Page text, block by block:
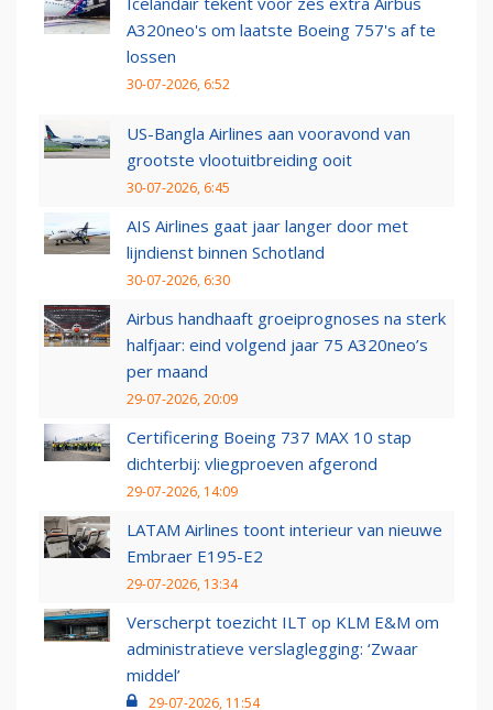
A320neo's om laatste Boeing 757's af te
lossen
30-07-2026, 6:52
US-Bangla Airlines aan vooravond van
grootste vlootuitbreiding ooit
30-07-2026, 6:45
AIS Airlines gaat jaar langer door met
lijndienst binnen Schotland
30-07-2026, 6:30
Airbus handhaaft groeiprognoses na sterk
halfjaar: eind volgend jaar 75 A320neo’s
per maand
29-07-2026, 20:09
Certificering Boeing 737 MAX 10 stap
dichterbij: vliegproeven afgerond
29-07-2026, 14:09
LATAM Airlines toont interieur van nieuwe
Embraer E195-E2
29-07-2026, 13:34
Verscherpt toezicht ILT op KLM E&M om
administratieve verslaglegging: ‘Zwaar
middel’
29-07-2026, 11:54